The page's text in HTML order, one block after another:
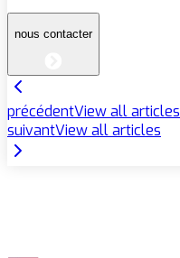
nous contacter
précédentView all articles
suivantView all articles